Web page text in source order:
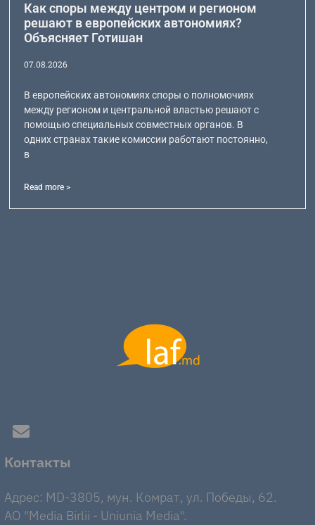
Как споры между центром и регионом
решают в европейских автономиях?
Объясняет Готишан
07.08.2026
В европейских автономиях споры о полномочиях
между регионом и центральной властью решают с
помощью специальных совместных органов. В
одних странах такие комиссии работают постоянно,
в
Read more >
Контакты
Адрес: MD-3805, мун. Комрат, ул. Победы, 62.
AO "Media Birlii - Uniunia Media".